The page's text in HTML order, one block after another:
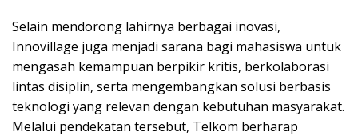
Selain mendorong lahirnya berbagai inovasi,
Innovillage juga menjadi sarana bagi mahasiswa untuk
mengasah kemampuan berpikir kritis, berkolaborasi
lintas disiplin, serta mengembangkan solusi berbasis
teknologi yang relevan dengan kebutuhan masyarakat.
Melalui pendekatan tersebut, Telkom berharap